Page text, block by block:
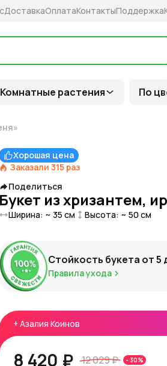
Комнатные растения По
ДоставкаОплатаКонтактыПоддержка
Хорошая цена
Заказали 315 раз
Поделиться
Букет из хризантем,
Ширина: ~ 35 см Высота: ~ 50 см
Стойкость букета от5
Правила ухода
+ Азалия Коинов
8 420 ₽ 12 029 ₽ - 30%